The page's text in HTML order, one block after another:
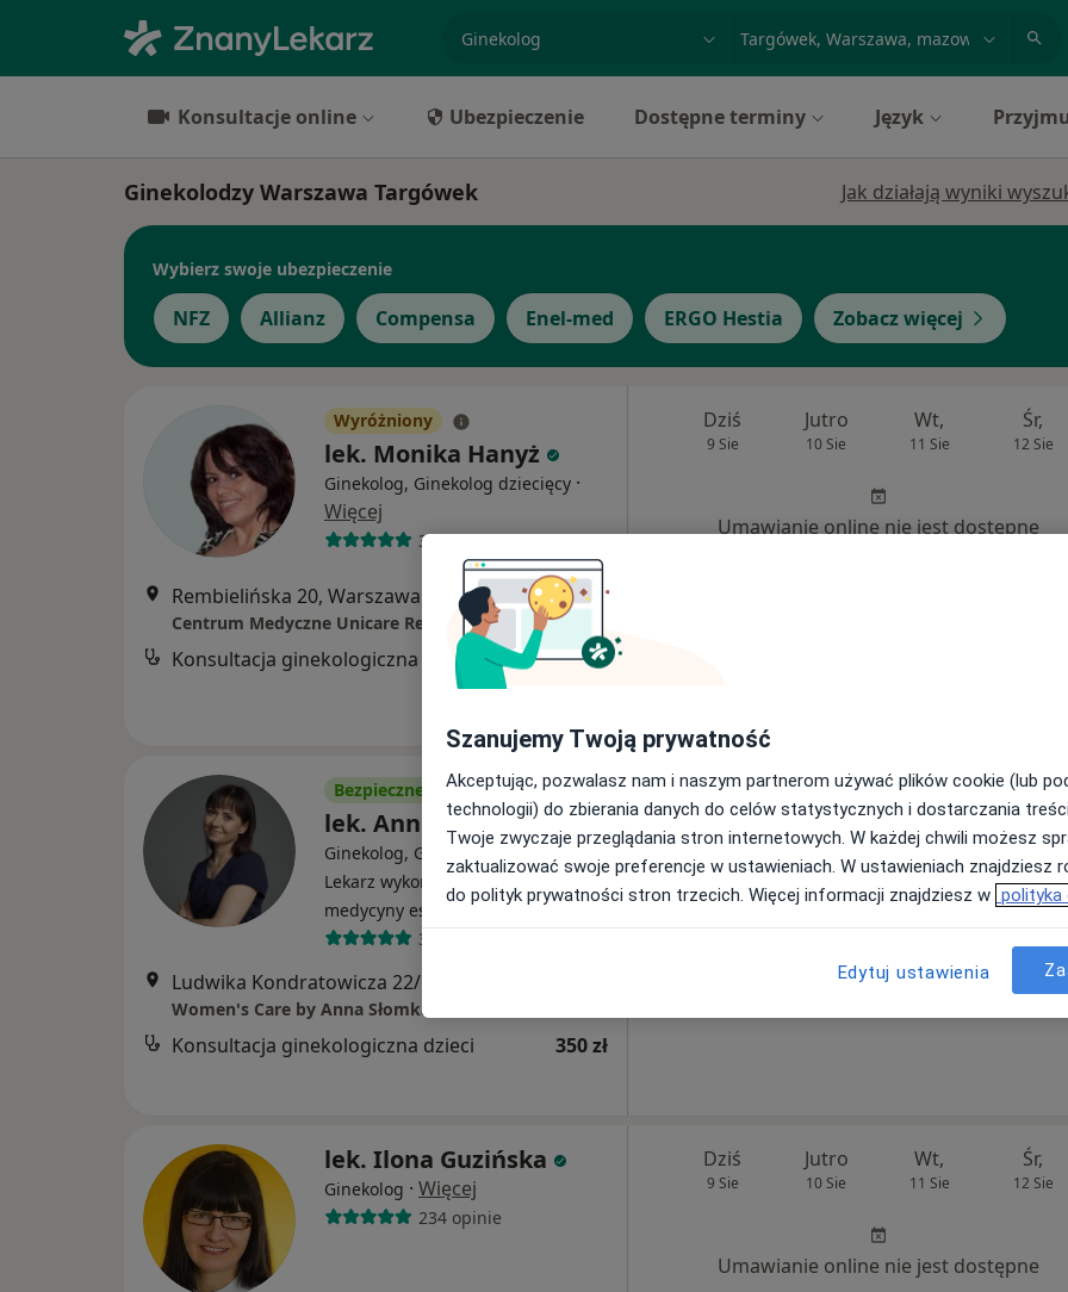
miasto lub dzielnica
Konsultacje online Ubezpieczenie Dostępne terminy Język
Ginekolodzy Warszawa Targówek Jak działają wyniki
Wybierz swoje ubezpieczenie
NFZ Allianz Compensa Enel-med ERGO Hestia Zobacz więcej
Wyróżniony
lek. Monika Hanyż
Ginekolog, Ginekolog dziecięcy ·
Więcej
358 opinii
Rembielińska 20, Warszawa Mapa
Centrum Medyczne Unicare Rembielińska
Konsultacja ginekologiczna 300 zł
Dziś
9 Sie
Jutro
10 Sie
Wt,
11 Sie
Śr,
12 Sie
Umawianie online nie jest dostępne
Bezpieczne płatności
lek. Anna Słomka
Ginekolog, Ginekolog dziecięcy,
Lekarz wykonujący zabiegi
medycyny estetycznej
·Więcej
339 opinii
Ludwika Kondratowicza 22/5, Warszawa
Women's Care by Anna Słomka
Konsultacja ginekologiczna dzieci 350 zł
Dziś
9 Sie
Jutro
10 Sie
Wt,
11 Sie
Śr,
12 Sie
Umawianie online nie jest dostępne
lek. Ilona Guzińska
Ginekolog · Więcej
234 opinie
Dziś
9 Sie
Jutro
10 Sie
Wt,
11 Sie
Śr,
12 Sie
Umawianie online nie jest dostępne
Szanujemy Twoją prywatność
Akceptując, pozwalasz nam i naszym partnerom używać plików cookie (lub
technologii) do zbierania danych do celów statystycznych i dostarczania
Twoje zwyczaje przeglądania stron internetowych. W każdej chwili możesz
zaktualizować swoje preferencje w ustawieniach. W ustawieniach znajdziesz
do polityk prywatności stron trzecich. Więcej informacji znajdziesz w polityka
Edytuj ustawienia